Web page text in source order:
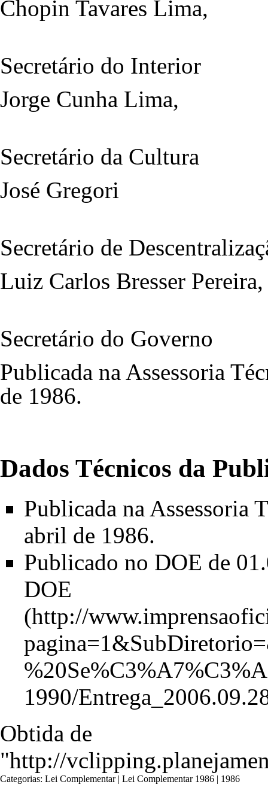
Chopin Tavares Lima,
Secretário do Interior
Jorge Cunha Lima,
Secretário da Cultura
José Gregori
Secretário de
Luiz Carlos Bresser Pereira,
Secretário do Governo
Publicada na Assessoria
de 1986.
Dados Técnicos da
Publicada na Assessoria
abril de 1986.
Publicado no DOE de
DOE
Obtida de
"http://
Categorias: Lei Complementar| Lei Complementar 1986 | 1986